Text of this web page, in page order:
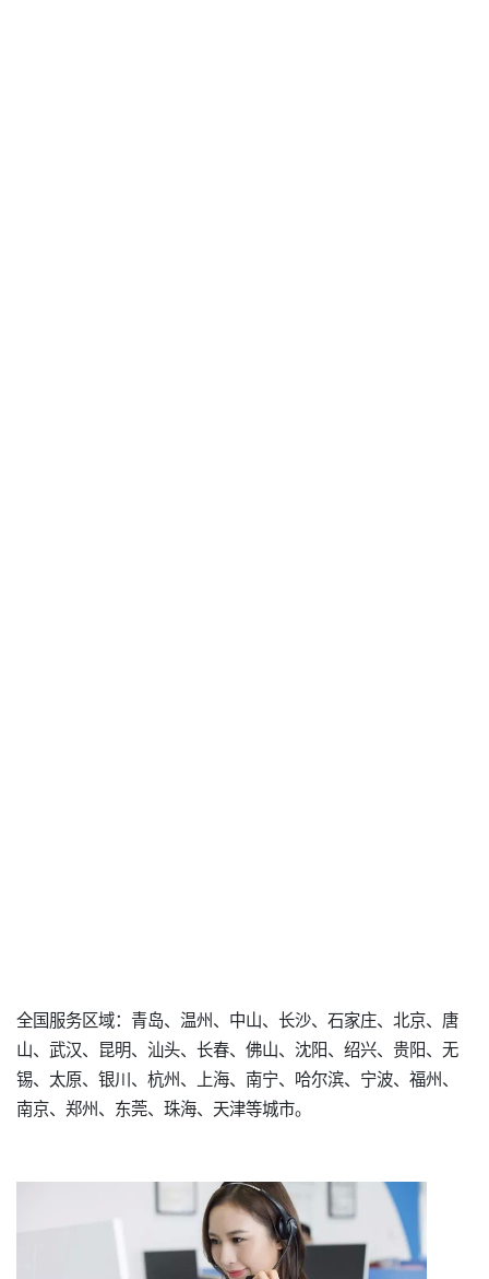
全国服务区域：青岛、温州、中山、长沙、石家庄、北京、唐
山、武汉、昆明、汕头、长春、佛山、沈阳、绍兴、贵阳、无
锡、太原、银川、杭州、上海、南宁、哈尔滨、宁波、福州、
南京、郑州、东莞、珠海、天津等城市。